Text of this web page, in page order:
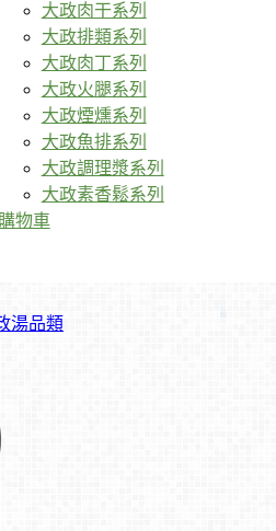
大政肉干系列
大政排類系列
大政肉丁系列
大政火腿系列
大政煙燻系列
大政魚排系列
大政調理漿系列
大政素香鬆系列
購物車
湯品類